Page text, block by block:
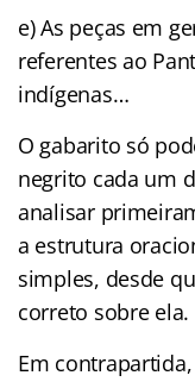
e) As peças em
referentes ao
indígenas…
O gabarito só
negrito cada um
analisar
a estrutura
simples, desde
correto sobre ela.
Em